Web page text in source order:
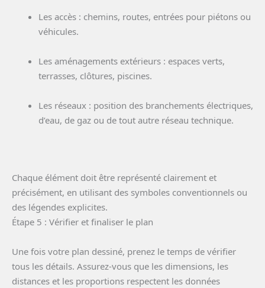
Les accès : chemins, routes, entrées pour piétons ou
véhicules.
Les aménagements extérieurs : espaces verts,
terrasses, clôtures, piscines.
Les réseaux : position des branchements électriques,
d’eau, de gaz ou de tout autre réseau technique.
Chaque élément doit être représenté clairement et
précisément, en utilisant des symboles conventionnels ou
des légendes explicites.
Étape 5 : Vérifier et finaliser le plan
Une fois votre plan dessiné, prenez le temps de vérifier
tous les détails. Assurez-vous que les dimensions, les
distances et les proportions respectent les données